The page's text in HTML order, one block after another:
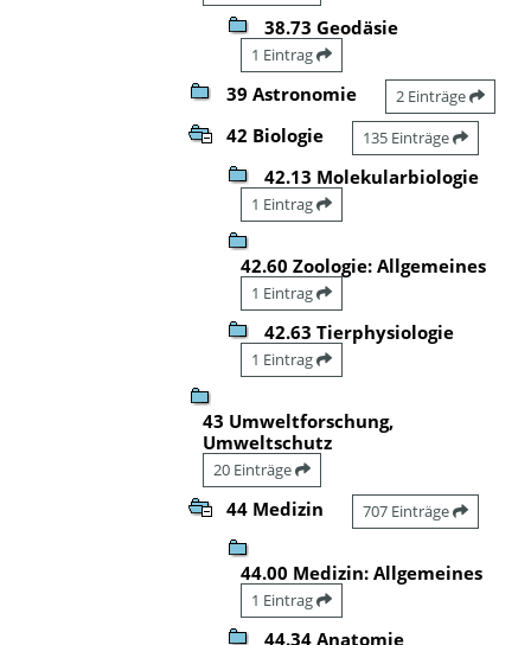
38.73 Geodäsie
1 Eintrag
39 Astronomie 2 Einträge
42 Biologie 135 Einträge
42.13 Molekularbiologie
1 Eintrag
42.60 Zoologie: Allgemeines
1 Eintrag
42.63 Tierphysiologie
1 Eintrag
43 Umweltforschung,
Umweltschutz
20 Einträge
44 Medizin 707 Einträge
44.00 Medizin: Allgemeines
1 Eintrag
44.34 Anatomie